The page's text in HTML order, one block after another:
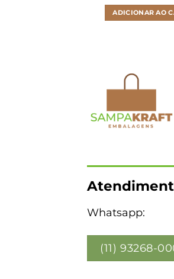
ADICIONAR AO
Whatsapp:
(11) 93268-